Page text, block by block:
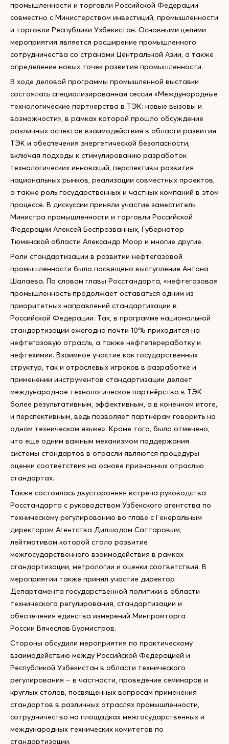
промышленности и торговли Российской Федерации
совместно с Министерством инвестиций, промышленности
и торговли Республики Узбекистан. Основными целями
мероприятия является расширение промышленного
сотрудничества со странами Центральной Азии, а также
определение новых точек развития промышленности.
В ходе деловой программы промышленной выставки
состоялась специализированная сессия «Международные
технологические партнерства в ТЭК: новые вызовы и
возможности», в рамках которой прошло обсуждение
различных аспектов взаимодействия в области развития
ТЭК и обеспечения энергетической безопасности,
включая подходы к стимулированию разработок
технологических инноваций, перспективы развития
национальных рынков, реализации совместных проектов,
а также роль государственных и частных компаний в этом
процессе. В дискуссии приняли участие заместитель
Министра промышленности и торговли Российской
Федерации Алексей Беспрозванных, Губернатор
Тюменской области Александр Моор и многие другие.
Роли стандартизации в развитии нефтегазовой
промышленности было посвящено выступление Антона
Шалаева. По словам главы Росстандарта, «нефтегазовая
промышленность продолжает оставаться одним из
приоритетных направлений стандартизации в
Российской Федерации. Так, в программе национальной
стандартизации ежегодно почти 10% приходится на
нефтегазовую отрасль, а также нефтепереработку и
нефтехимии. Взаимное участие как государственных
структур, так и отраслевых игроков в разработке и
применении инструментов стандартизации делает
международное технологическое партнёрство в ТЭК
более результативным, эффективным, а в конечном итоге,
и перспективным, ведь позволяет партнёрам говорить на
одном техническом языке». Кроме того, было отмечено,
что еще одним важным механизмом поддержания
системы стандартов в отрасли являются процедуры
оценки соответствия на основе признанных отраслью
стандартах.
Также состоялась двусторонняя встреча руководства
Росстандарта с руководством Узбекского агентства по
техническому регулированию во главе с Генеральным
директором Агентства Дилшодом Саттаровым,
лейтмотивом которой стало развитие
межгосударственного взаимодействия в рамках
стандартизации, метрологии и оценки соответствия. В
мероприятии также принял участие директор
Департамента государственной политики в области
технического регулирования, стандартизации и
обеспечения единства измерений Минпромторга
России Вячеслав Бурмистров.
Стороны обсудили мероприятия по практическому
взаимодействию между Российской Федерацией и
Республикой Узбекистан в области технического
регулирования – в частности, проведение семинаров и
круглых столов, посвящённых вопросам применения
стандартов в различных отраслях промышленности,
сотрудничество на площадках межгосударственных и
международных технических комитетов по
стандартизации.